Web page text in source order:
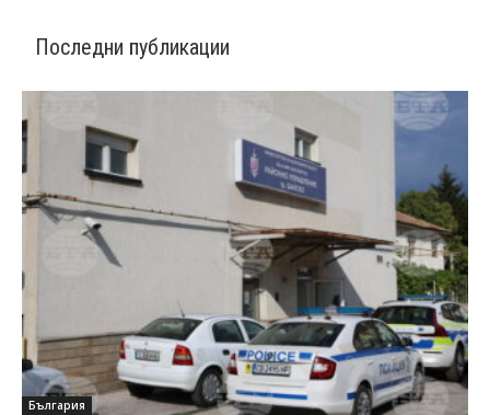
Последни публикации
България